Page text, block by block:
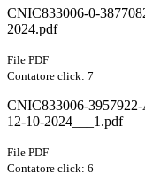
CNIC833006-0-
2024.pdf
File PDF
Contatore click: 7
CNIC833006-
12-10-2024___1.pdf
File PDF
Contatore click: 6